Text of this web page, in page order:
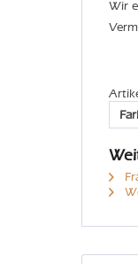
Wir